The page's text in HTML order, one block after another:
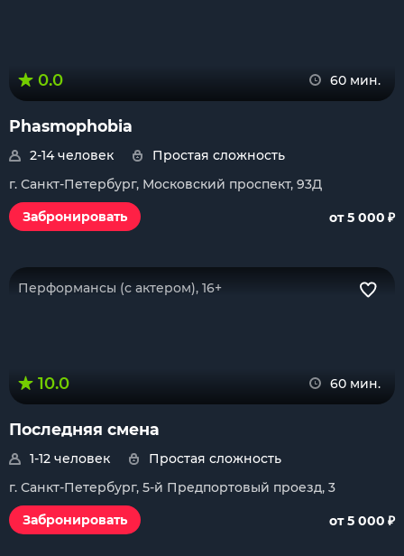
0.0 60 мин.
Phasmophobia
2-14 человек
Простая сложность
г. Санкт-Петербург, Московский проспект, 93Д
Забронировать
от 5 000 ₽
Перформансы (с актером), 16+
10.0 60 мин.
Последняя смена
1-12 человек
Простая сложность
г. Санкт-Петербург, 5-й Предпортовый проезд, 3
Забронировать
от 5 000 ₽